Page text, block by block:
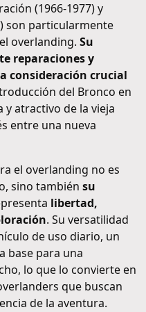
(1966-1977) y
son particularmente
overlanding. Su
reparaciones y
consideración crucial
del Bronco en
atractivo de la vieja
entre una nueva
el overlanding no es
sino también su
libertad,
. Su versatilidad
de uso diario, un
base para una
lo que lo convierte en
que buscan
de la aventura.